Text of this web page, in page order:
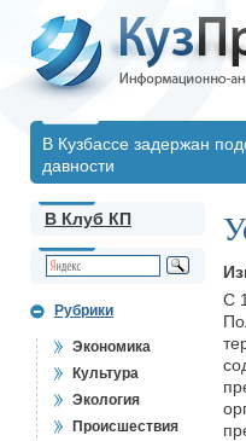
В Кузбассе задержан
давности
В Клуб КП
Рубрики
Экономика
Культура
Экология
Происшествия
С